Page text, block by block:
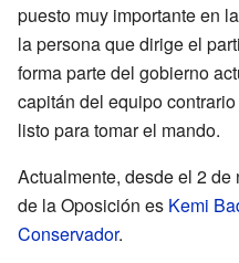
puesto muy importante en
la persona que dirige el
forma parte del gobierno
capitán del equipo
listo para tomar el mando.
Actualmente, desde el 2
de la Oposición es Kemi
Conservador.